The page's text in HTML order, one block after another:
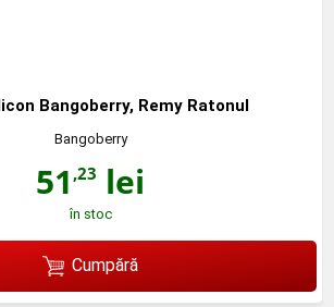
Bangoberry, Remy Ratonul
Bangoberry
51 ,23 lei
în stoc
Cumpără